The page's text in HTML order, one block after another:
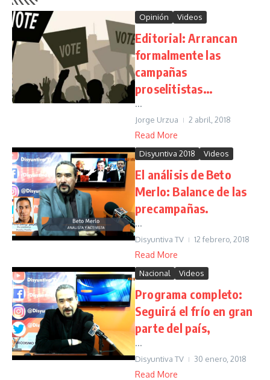
Opinión Videos
Editorial: Arrancan
formalmente las
campañas
proselitistas…
...
Jorge Urzua 2 abril, 2018
Read More
Disyuntiva 2018 Videos
El análisis de Beto
Merlo: Balance de las
precampañas.
...
Disyuntiva TV 12 febrero, 2018
Read More
Nacional Videos
Programa completo:
Seguirá el frío en gran
parte del país,
...
Disyuntiva TV 30 enero, 2018
Read More